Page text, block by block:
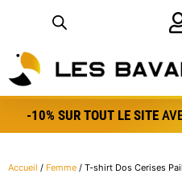
-10% SUR TOUT LE SITE
Accueil / Femme / T-shirt Dos Cerises
Panneau de gestion des bredele